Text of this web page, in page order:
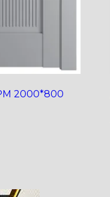
2000*800